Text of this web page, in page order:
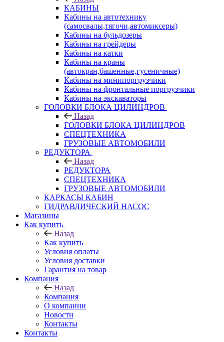
КАБИНЫ
Кабины на автотехнику
(самосвалы,тягочи,автомиксеры)
Кабины на бульдозеры
Кабины на грейдеры
Кабины на катки
Кабины на краны
(автокран,башенные,гусеничные)
Кабины на минипоргрузчики
Кабины на фронтальные поргрузчики
Кабины на экскаваторы
ГОЛОВКИ БЛОКА ЦИЛИНДРОВ
Назад
ГОЛОВКИ БЛОКА ЦИЛИНДРОВ
СПЕЦТЕХНИКА
ГРУЗОВЫЕ АВТОМОБИЛИ
РЕДУКТОРА
Назад
РЕДУКТОРА
СПЕЦТЕХНИКА
ГРУЗОВЫЕ АВТОМОБИЛИ
КАРКАСЫ КАБИН
ГИДРАВЛИЧЕСКИЙ НАСОС
Магазины
Как купить
Назад
Как купить
Условия оплаты
Условия доставки
Гарантия на товар
Компания
Назад
Компания
О компании
Новости
Контакты
Контакты